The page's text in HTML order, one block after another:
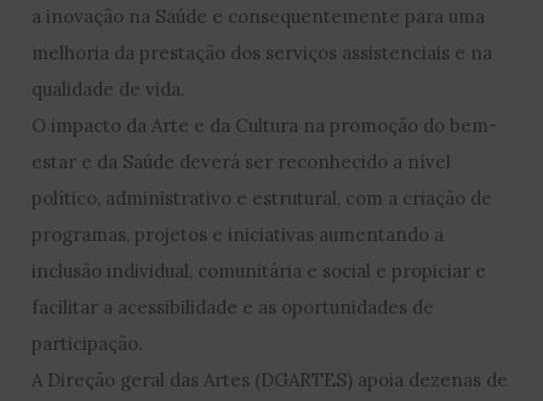
a inovação na Saúde e consequentemente para uma
melhoria da prestação dos serviços assistenciais e na
qualidade de vida.
O impacto da Arte e da Cultura na promoção do bem-
estar e da Saúde deverá ser reconhecido a nível
político, administrativo e estrutural, com a criação de
programas, projetos e iniciativas aumentando a
inclusão individual, comunitária e social e propiciar e
facilitar a acessibilidade e as oportunidades de
participação.
A Direção geral das Artes (DGARTES) apoia dezenas de